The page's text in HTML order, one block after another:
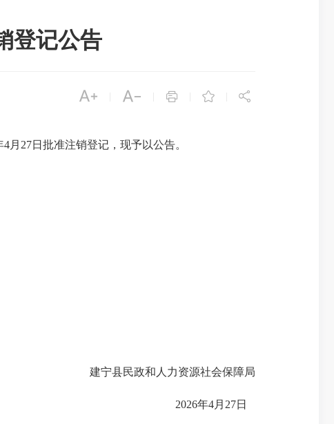
登记公告
    
27日批准注销登记，现予以公告。
建宁县民政和人力资源社会保障局
2026年4月27日